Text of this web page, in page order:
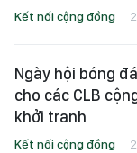
Kết nối cộng đồng
Ngày hội bóng
cho các CLB
khởi tranh
Kết nối cộng đồng